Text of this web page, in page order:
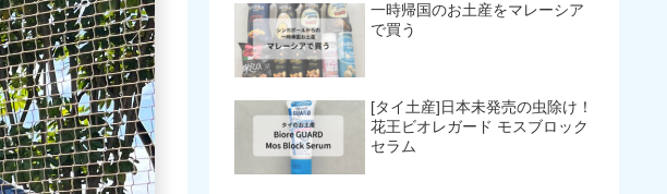
一時帰国のお土産をマレーシア
で買う
[タイ土産]日本未発売の虫除け！
花王ビオレガード モスブロック
セラム